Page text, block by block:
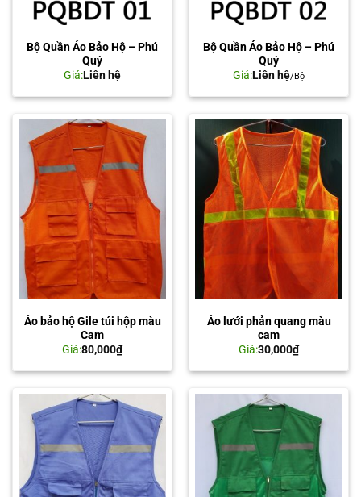
Bộ Quần Áo Bảo Hộ – Phú
Quý
Giá:Liên hệ
Bộ Quần Áo Bảo Hộ – Phú
Quý
Giá:Liên hệ/Bộ
Áo bảo hộ Gile túi hộp màu
Cam
Giá:80,000₫
Áo lưới phản quang màu
cam
Giá:30,000₫